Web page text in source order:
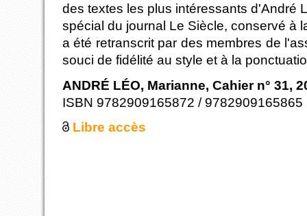
des textes les plus intéressants d'André
spécial du journal Le Siècle, conservé à
a été retranscrit par des membres de
souci de fidélité au style et à la
ANDRÉ LÉO, Marianne, Cahier n° 31,
ISBN 9782909165872 / 9782909165865
Libre accès